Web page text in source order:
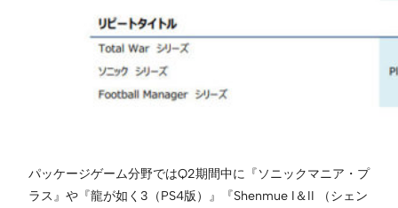
パッケージゲーム分野ではQ2期間中に『ソニックマニア・プ
ラス』や『龍が如く3（PS4版）』『Shenmue I＆II （シェン